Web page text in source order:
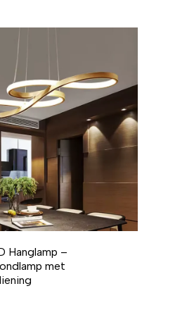
Hanglamp –
met